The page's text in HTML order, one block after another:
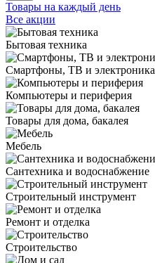
Товары на каждый день
Все акции
Бытовая техника
Смартфоны, ТВ и электроника
Компьютеры и периферия
Товары для дома, бакалея
Мебель
Сантехника и водоснабжение
Строительный инструмент
Ремонт и отделка
Строительство